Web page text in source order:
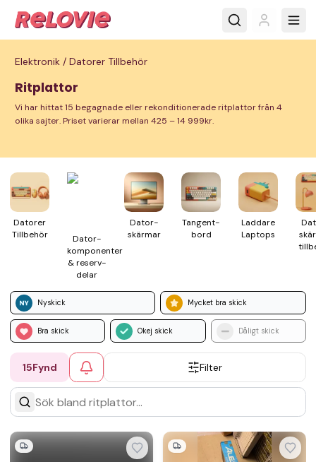
Elektronik / Datorer Tillbehör
Ritplattor
Vi har hittat 15 begagnade eller rekonditionerade ritplattor från 4
olika sajter. Priset varierar mellan 425 – 14 999kr.
Datorer
Till­behör
Dator­
komponenter
& reserv­
delar
Dator­
skärmar
Tangent­
bord
Laddare
Laptops
Nyskick Mycket bra skick
Bra skick Okej skick Dåligt skick
15Fynd Filter